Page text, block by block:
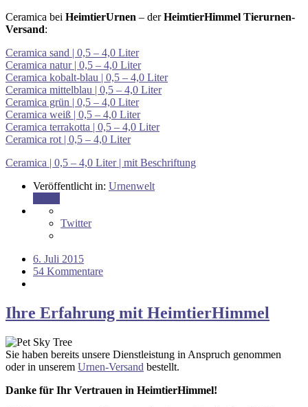
Ceramica bei HeimtierUrnen – derHeimtierHimmel Tierurnen-
Versand:
Ceramica sand | 0,5 – 4,0 Liter
Ceramica natur | 0,5 – 4,0 Liter
Ceramica kobalt-blau | 0,5 – 4,0 Liter
Ceramica mittelblau | 0,5 – 4,0 Liter
Ceramica grün | 0,5 – 4,0 Liter
Ceramica weiß | 0,5 – 4,0 Liter
Ceramica terrakotta | 0,5 – 4,0 Liter
Ceramica rot | 0,5 – 4,0 Liter
Ceramica | 0,5 – 4,0 Liter | mit Beschriftung
Veröffentlicht in: Urnenwelt
Twitter
6. Juli 2015
54 Kommentare
Ihre Erfahrung mit HeimtierHimmel
Sie haben bereits unsere Dienstleistung in Anspruch genommen
oder in unserem Urnen-Versand bestellt.
Danke für Ihr Vertrauen in HeimtierHimmel!